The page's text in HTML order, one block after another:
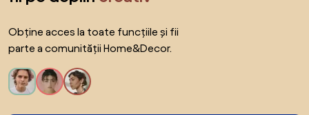
Obține acces la toate funcțiile și fii
parte a comunității Home&Decor.